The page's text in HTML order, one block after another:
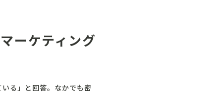
ーケティング
る」と回答。なかでも密